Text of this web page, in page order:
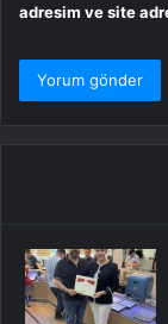
adresim ve site